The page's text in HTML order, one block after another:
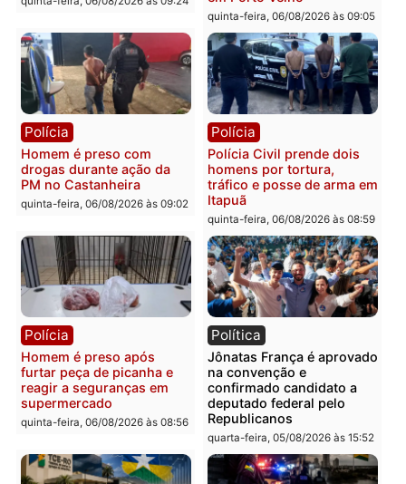
Policiais militares
prendem trio na zona
Leste
quinta-feira, 06/08/2026 às 09:28
Jovem é encontrado
na Rua dos Cravos e
é investigado pela
em RO
quinta-feira, 06/08/2026 às
Polícia
Homem é esfaqueado no
tórax durante briga com
vizinho no bairro Ulysses
Guimarães
quinta-feira, 06/08/2026 às 09:24
Polícia
Três suspeitos ligados a
facção criminosa são
presos por receptação e
adulteração de veículos
em Porto Velho
quinta-feira, 06/08/2026 às
Polícia
Homem é preso com
Polícia
Polícia Civil prende dois